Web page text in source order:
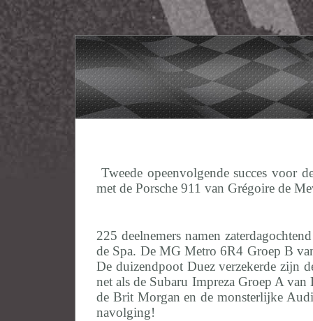
Tweede opeenvolgende succes voor
met de Porsche 911 van Grégoire de
225 deelnemers namen
de Spa. De MG Metro 6R4 Groep B
De duizendpoot Duez verzekerde zijn
net als de Subaru Impreza Groep A
de Brit Morgan en de monsterlijke
navolging!